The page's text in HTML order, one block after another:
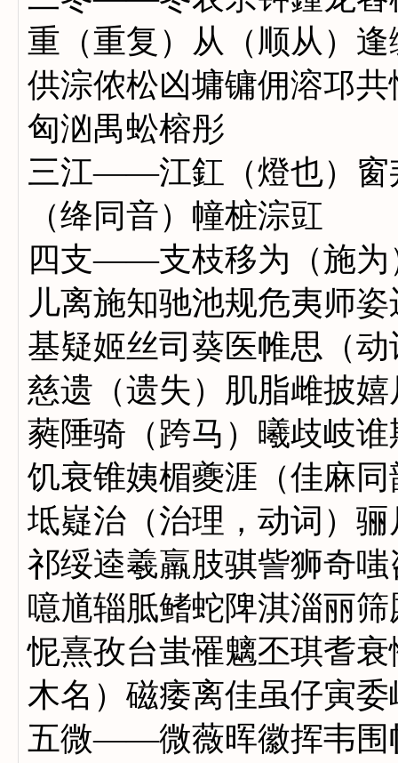
重（重复）从（顺从）
供淙侬松凶墉镛佣溶邛
匈汹禺蚣榕彤
三江——江釭（燈也）窗
（绛同音）幢桩淙豇
四支——支枝移为（施为
儿离施知驰池规危夷师
基疑姬丝司葵医帷思（
慈遗（遗失）肌脂雌披
蕤陲骑（跨马）曦歧岐
饥衰锥姨楣夔涯（佳麻
坻嶷治（治理，动词）
祁绥逵羲羸肢骐訾狮奇
噫馗辎胝鳍蛇陴淇淄丽
怩熹孜台蚩罹魑丕琪耆
木名）磁痿离佳虽仔寅
五微——微薇晖徽挥韦围